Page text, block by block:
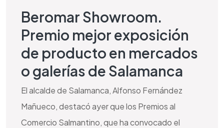
Beromar Showroom.
Premio mejor exposición
de producto en mercados
o galerías de Salamanca
El alcalde de Salamanca, Alfonso Fernández
Mañueco, destacó ayer que los Premios al
Comercio Salmantino, que ha convocado el